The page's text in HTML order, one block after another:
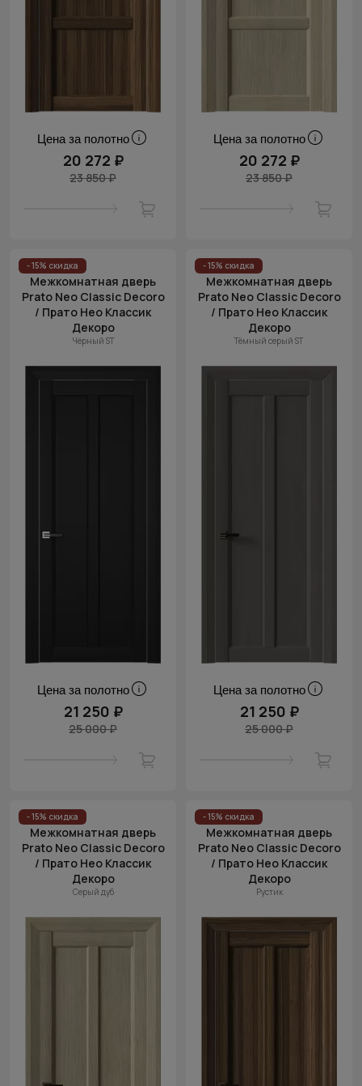
Цена за полотно
20 272 ₽
23 850 ₽
Цена за полотно
20 272 ₽
23 850 ₽
- 15% скидка
Межкомнатная дверь
Prato Neo Classic Decoro
/ Прато Нео Классик
Декоро
Чёрный ST
Цена за полотно
21 250 ₽
25 000 ₽
- 15% скидка
Межкомнатная дверь
Prato Neo Classic Decoro
/ Прато Нео Классик
Декоро
Тёмный серый ST
Цена за полотно
21 250 ₽
25 000 ₽
- 15% скидка
Межкомнатная дверь
Prato Neo Classic Decoro
/ Прато Нео Классик
Декоро
Серый дуб
- 15% скидка
Межкомнатная дверь
Prato Neo Classic Decoro
/ Прато Нео Классик
Декоро
Рустик